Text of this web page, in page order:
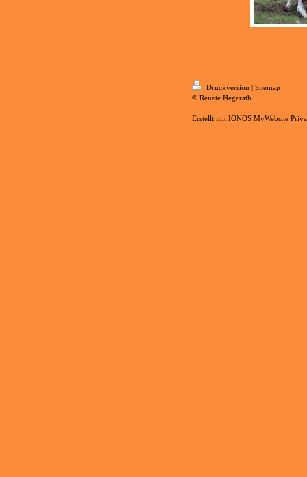
Druckversion | Sitemap
© Renate Hegerath
Erstellt mit IONOS MyWebsite